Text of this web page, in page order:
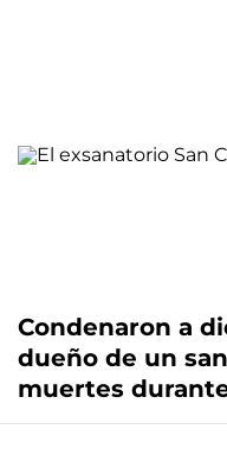
Condenaron a
dueño de un
muertes